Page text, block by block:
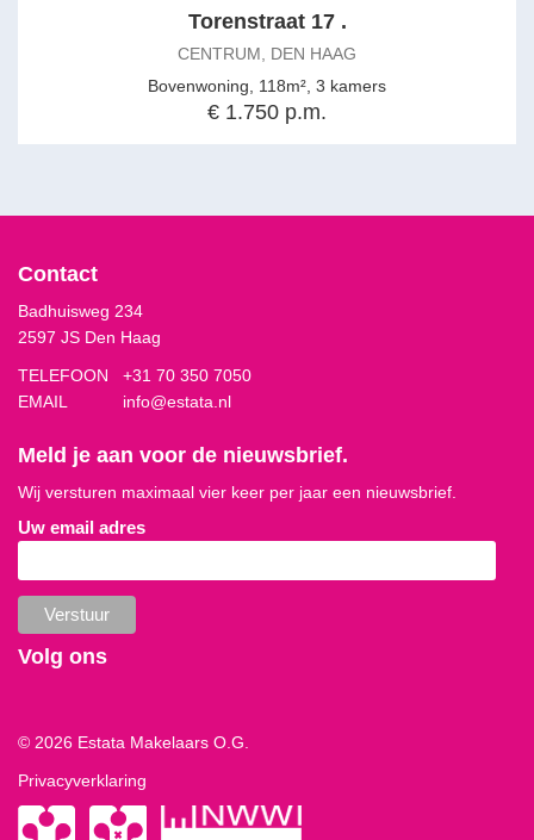
Torenstraat 17 .
CENTRUM, DEN HAAG
Bovenwoning, 118m², 3 kamers
€ 1.750 p.m.
Contact
Badhuisweg 234
2597 JS Den Haag
TELEFOON +31 70 350 7050
EMAIL
info@estata.nl
Meld je aan voor de nieuwsbrief.
Wij versturen maximaal vier keer per jaar een nieuwsbrief.
Uw email adres
Volg ons
© 2026 Estata Makelaars O.G.
Privacyverklaring